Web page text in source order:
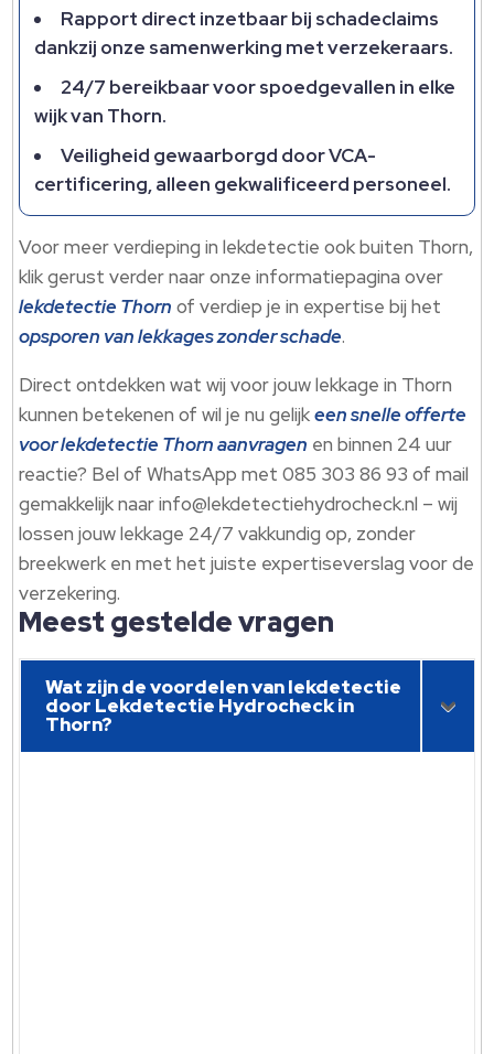
Rapport direct inzetbaar bij schadeclaims
dankzij onze samenwerking met verzekeraars.
24/7 bereikbaar voor spoedgevallen in elke
wijk van Thorn.
Veiligheid gewaarborgd door VCA-
certificering, alleen gekwalificeerd personeel.
Voor meer verdieping in lekdetectie ook buiten Thorn,
klik gerust verder naar onze informatiepagina over
lekdetectie Thorn of verdiep je in expertise bij het
opsporen van lekkages zonder schade.
Direct ontdekken wat wij voor jouw lekkage in Thorn
kunnen betekenen of wil je nu gelijkeen snelle offerte
voor lekdetectie Thorn aanvragen en binnen 24 uur
reactie? Bel of WhatsApp met 085 303 86 93 of mail
gemakkelijk naar info@lekdetectiehydrocheck.nl – wij
lossen jouw lekkage 24/7 vakkundig op, zonder
breekwerk en met het juiste expertiseverslag voor de
verzekering.
Meest gestelde vragen
Wat zijn de voordelen van lekdetectie
door Lekdetectie Hydrocheck in
Thorn?